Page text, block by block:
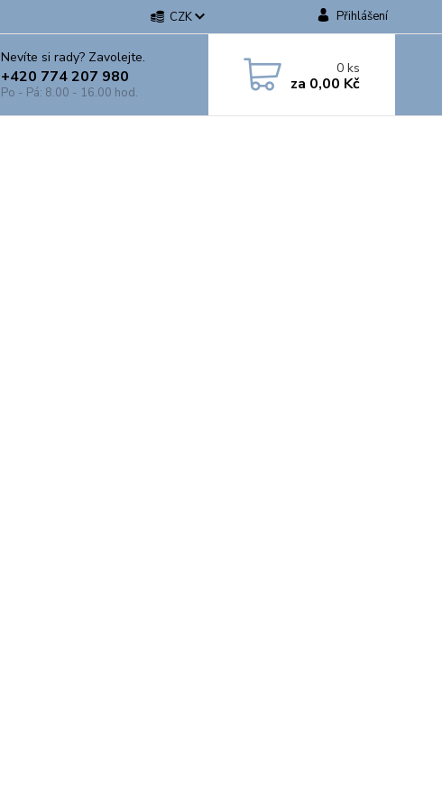
CZK Přihlášení
Nevíte si rady? Zavolejte.
+420 774 207 980
Po - Pá: 8.00 - 16.00 hod.
0ks
za 0,00 Kč